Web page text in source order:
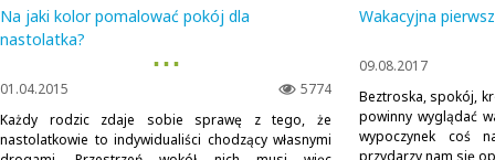
Na jaki kolor pomalować pokój dla
nastolatka?
▪ ▪ ▪
5774
01.04.2015
Każdy rodzic zdaje sobie sprawę z tego, że
nastolatkowie to indywidualiści chodzący własnymi
Wakacyjna
09.08.2017
Beztroska, spokój,
powinny wyglądać
wypoczynek coś
przydarzy nam się